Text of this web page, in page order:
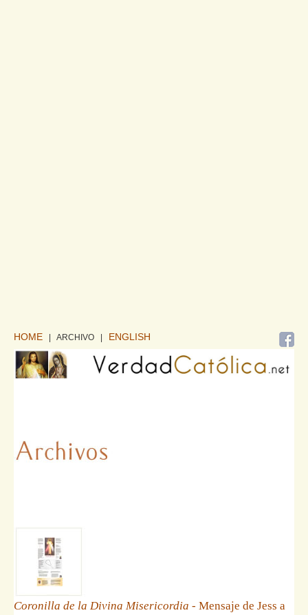
HOME | ARCHIVO ENGLISH
Coronilla de la Divina Misericordia - Mensaje de Jess a